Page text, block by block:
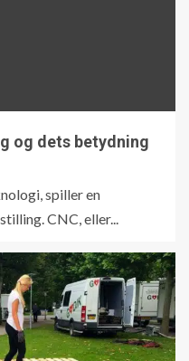
og dets betydning
spiller en
CNC, eller...